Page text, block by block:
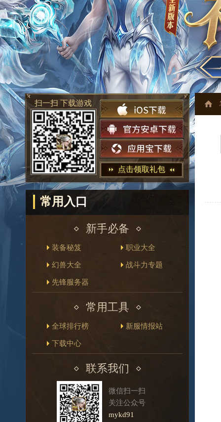
扫一扫 下载游戏
点击领取礼包
常用入口
新手必备
装备秘笈 职业大全
幻兽大全 战斗力专题
先锋服务器
常用工具
全球排行榜 新服情报站
下载中心
联系我们
微信扫一扫
关注公众号
mykd91